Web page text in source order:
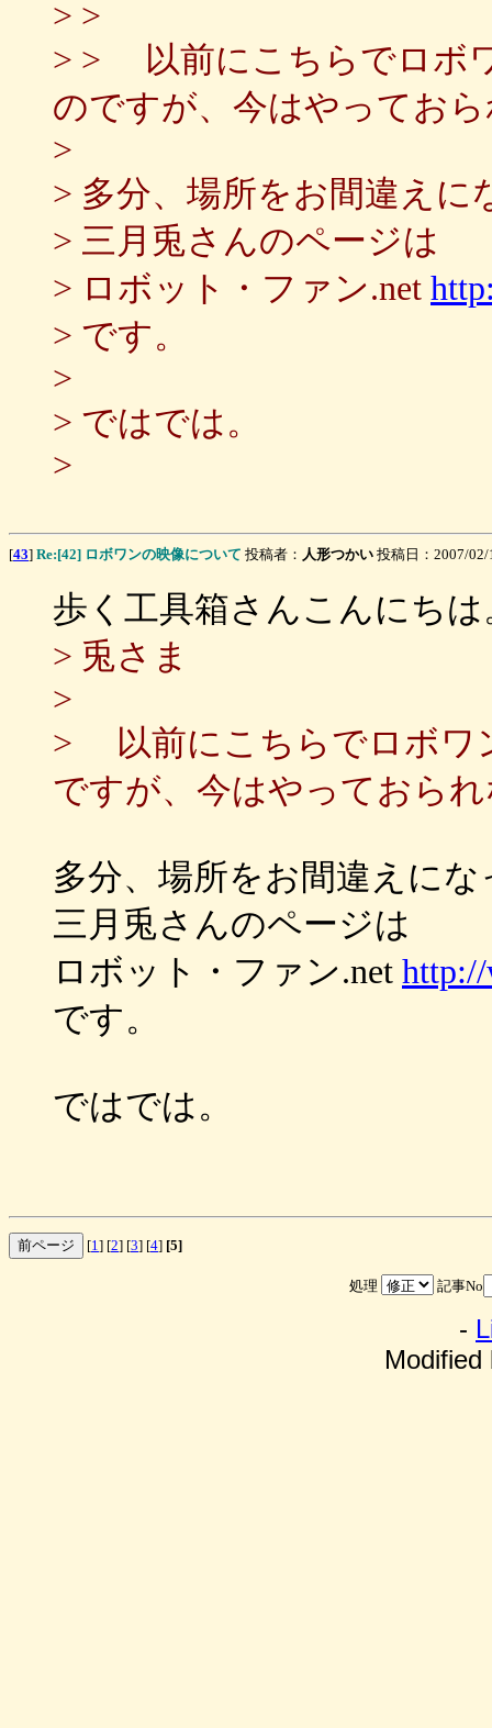
> >
> > 以前にこちらでロボ
のですが、今はやってお
>
> 多分、場所をお間違えに
> 三月兎さんのページは
> ロボット・ファン.net
> です。
>
> ではでは。
>
[43] Re:[42] ロボワンの映像について 投稿者： 人形つかい 投稿日：2007/
歩く工具箱さんこんにちは
> 兎さま
>
> 以前にこちらでロボワ
ですが、今はやっておら
多分、場所をお間違えに
三月兎さんのページは
ロボット・ファン.net
です。
ではでは。
[1 ] [2] [3] [4] [5]
処理 記事No
-